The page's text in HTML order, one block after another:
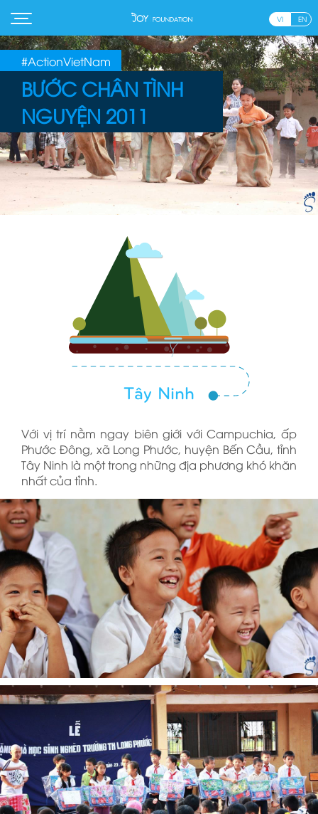
VI EN
#ActionVietNam
BƯỚC CHÂN TÌNH
NGUYỆN 2011
Tây Ninh
Với vị trí nằm ngay biên giới với Campuchia, ấp
Phước Đông, xã Long Phước, huyện Bến Cầu, tỉnh
Tây Ninh là một trong những địa phương khó khăn
nhất của tỉnh.